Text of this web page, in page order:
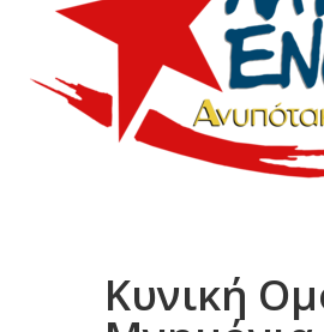
Κυνική